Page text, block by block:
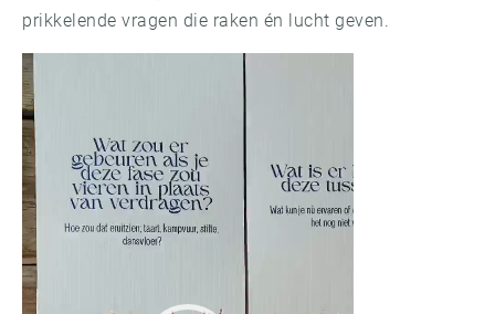
prikkelende vragen die raken én lucht geven.
Videospeler